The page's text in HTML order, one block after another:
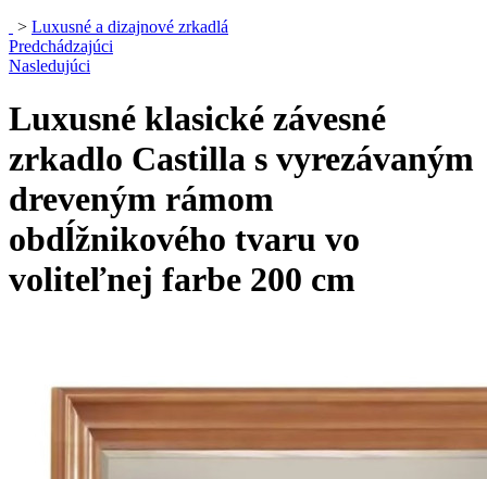
> Luxusné a dizajnové zrkadlá
Predchádzajúci
Nasledujúci
Luxusné klasické závesné
zrkadlo Castilla s vyrezávaným
dreveným rámom
obdĺžnikového tvaru vo
voliteľnej farbe 200 cm